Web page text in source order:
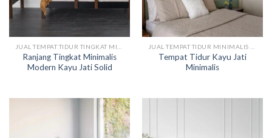
JUAL TEMPAT TIDUR TINGKAT MINIMALIS
Ranjang Tingkat Minimalis
Modern Kayu Jati Solid
JUAL TEMPAT TIDUR MINIMALIS KAYU
Tempat Tidur Kayu Jati
Minimalis